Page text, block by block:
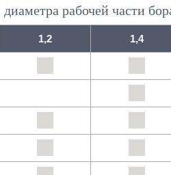
диаметра рабочей части
1,2 1,4